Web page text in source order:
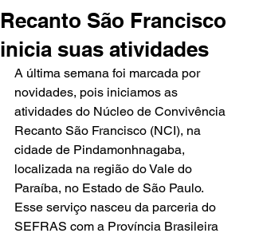
Recanto São Francisco
inicia suas atividades
A última semana foi marcada por
novidades, pois iniciamos as
atividades do Núcleo de Convivência
Recanto São Francisco (NCI), na
cidade de Pindamonhnagaba,
localizada na região do Vale do
Paraíba, no Estado de São Paulo.
Esse serviço nasceu da parceria do
SEFRAS com a Província Brasileira